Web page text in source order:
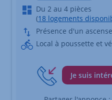
Du 2 au 4 pièces
(18 logements
Présence d'un
Local à poussette et
Je suis